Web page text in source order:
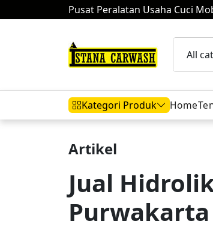
Pusat Peralatan Usaha Cuci
Kategori Produk
Hidrolik Mobil Hidrolik
Home
Artikel
Jual